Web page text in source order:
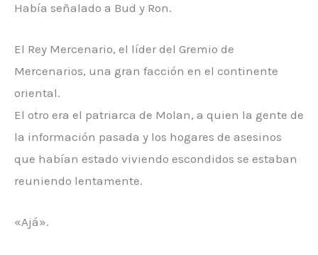
Había señalado a Bud y Ron.
El Rey Mercenario, el líder del Gremio de
Mercenarios, una gran facción en el continente
oriental.
El otro era el patriarca de Molan, a quien la gente de
la información pasada y los hogares de asesinos
que habían estado viviendo escondidos se estaban
reuniendo lentamente.
«Ajá».